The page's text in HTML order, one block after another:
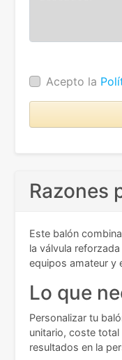
Acepto la
Razones
Este balón
la válvula
equipos amateur y
Lo que
Personalizar tu
unitario, coste
resultados en la